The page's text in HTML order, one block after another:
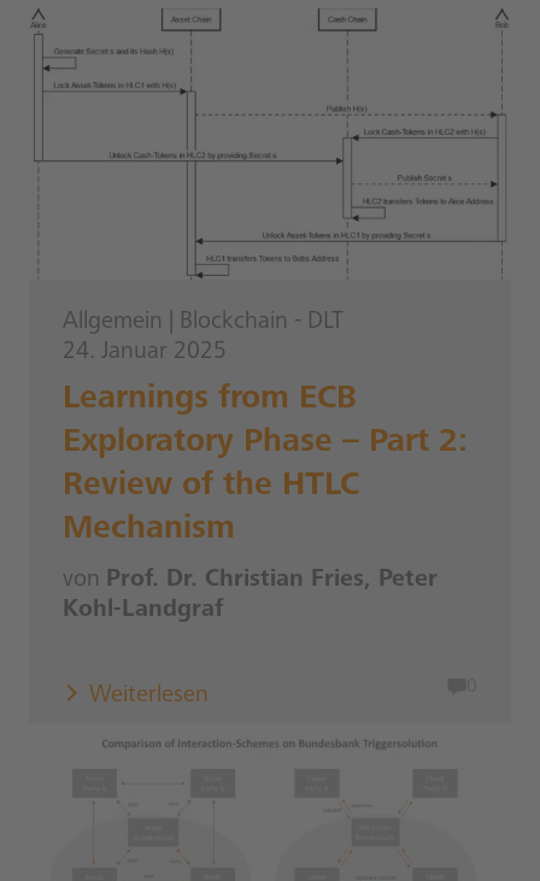
Allgemein
Blockchain - DLT
24. Januar 2025
Learnings from ECB
Exploratory Phase – Part 2:
Review of the HTLC
Mechanism
von Prof. Dr. Christian Fries, Peter
Kohl-Landgraf
Weiterlesen